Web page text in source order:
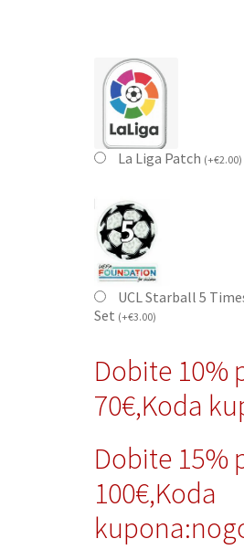
La Liga Patch (+€2.00)
UCL Starball 5
Set (+€3.00)
Dobite 10%
70€,Koda
Dobite 15%
100€,Koda